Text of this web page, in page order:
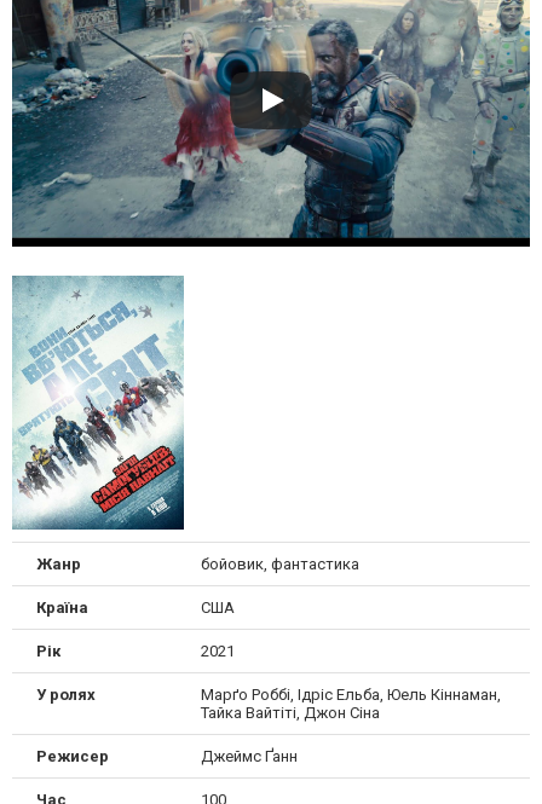
Жанр бойовик, фантастика
Країна США
Рік 2021
У ролях
Марґо Роббі, Ідріс Ельба, Юель Кіннаман,
Тайка Вайтіті, Джон Сіна
Режисер Джеймс Ґанн
Час 100